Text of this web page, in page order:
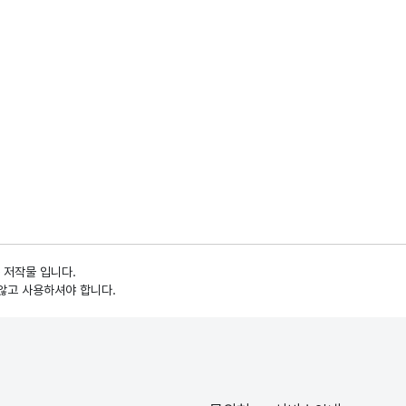
작물 입니다.
고 사용하셔야 합니다.